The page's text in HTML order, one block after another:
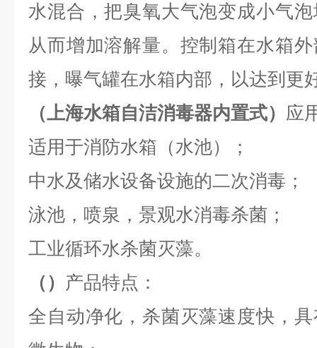
水混合，把臭氧大气泡变成小气
从而增加溶解量。控制箱在水箱
接，曝气罐在水箱内部，以达到更
（上海水箱自洁消毒器内置式） 应
适用于消防水箱（水池）；
中水及储水设备设施的二次消毒；
泳池，喷泉，景观水消毒杀菌；
工业循环水杀菌灭藻。
（） 产品特点：
全自动净化，杀菌灭藻速度快，